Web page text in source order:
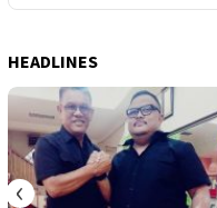
HEADLINES
‹